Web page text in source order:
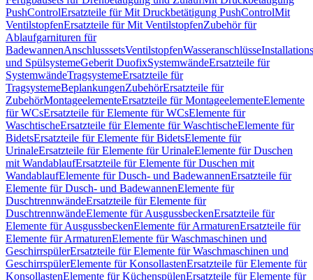
PushControlErsatzteile für Mit Druckbetätigung PushControlMit
VentilstopfenErsatzteile für Mit VentilstopfenZubehör für
Ablaufgarnituren für
BadewannenAnschlusssetsVentilstopfenWasseranschlüsse
und SpülsystemeGeberit DuofixSystemwändeErsatzteile für
SystemwändeTragsystemeErsatzteile für
TragsystemeBeplankungenZubehörErsatzteile für
ZubehörMontageelementeErsatzteile für MontageelementeElemente
für WCsErsatzteile für Elemente für WCsElemente für
WaschtischeErsatzteile für Elemente für WaschtischeElemente für
BidetsErsatzteile für Elemente für BidetsElemente für
UrinaleErsatzteile für Elemente für UrinaleElemente für Duschen
mit WandablaufErsatzteile für Elemente für Duschen mit
WandablaufElemente für Dusch- und BadewannenErsatzteile für
Elemente für Dusch- und BadewannenElemente für
DuschtrennwändeErsatzteile für Elemente für
DuschtrennwändeElemente für AusgussbeckenErsatzteile für
Elemente für AusgussbeckenElemente für ArmaturenErsatzteile für
Elemente für ArmaturenElemente für Waschmaschinen und
GeschirrspülerErsatzteile für Elemente für Waschmaschinen und
GeschirrspülerElemente für KonsollastenErsatzteile für Elemente für
KonsollastenElemente für KüchenspülenErsatzteile für Elemente für